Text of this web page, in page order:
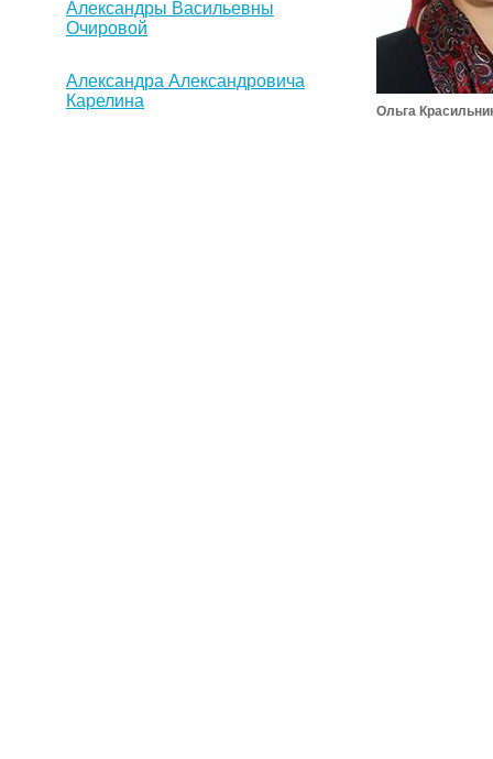
Александры Васильевны
Очировой
Александра Александровича
Карелина
Ольга